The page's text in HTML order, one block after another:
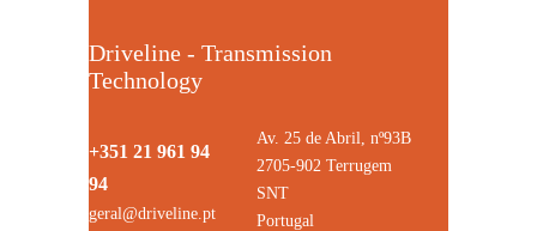
Driveline - Transmission
Technology
+351 21 961 94
94
geral@driveline.pt
Av. 25 de Abril, nº93B
2705-902 Terrugem
SNT
Portugal